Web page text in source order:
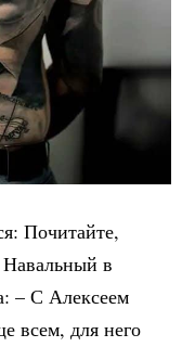
Почитайте,
Навальный в
– С Алексеем
всем, для него